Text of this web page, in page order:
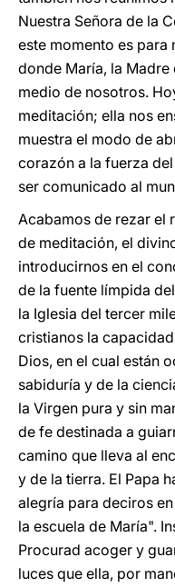
Nuestra Señora de la
este momento es para
donde María, la Madre
medio de nosotros.
meditación; ella nos
muestra el modo de
corazón a la fuerza
ser comunicado al
Acabamos de rezar el
de meditación, el
introducirnos en el
de la fuente límpida
la Iglesia del tercer
cristianos la
Dios, en el cual están
sabiduría y de la
la Virgen pura y sin
de fe destinada a
camino que lleva al
y de la tierra. El Papa
alegría para deciros
la escuela de María".
Procurad acoger y
luces que ella, por